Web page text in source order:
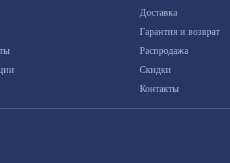
Доставка
Гарантия и возврат
Распродажа
Скидки
Контакты